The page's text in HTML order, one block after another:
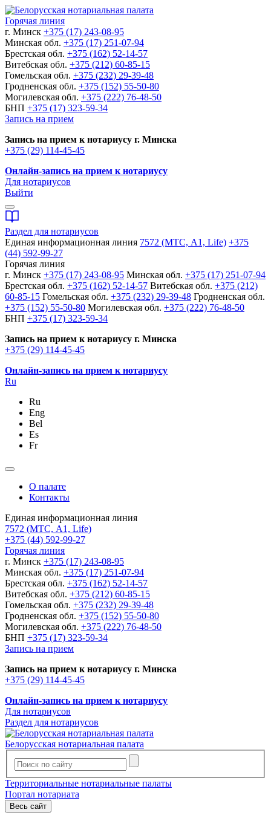
Горячая линия
г. Минск +375 (17) 243-08-95
Минская обл. +375 (17) 251-07-94
Брестская обл. +375 (162) 52-14-57
Витебская обл. +375 (212) 60-85-15
Гомельская обл. +375 (232) 29-39-48
Гродненская обл. +375 (152) 55-50-80
Могилевская обл. +375 (222) 76-48-50
БНП +375 (17) 323-59-34
Запись на прием
Запись на прием к нотариусу г. Минска
+375 (29) 114-45-45
Онлайн-запись на прием к нотариусу
Для нотариусов
Выйти
Раздел для нотариусов
Единая информационная линия 7572 (МТС, A1, Life) +375
(44) 592-99-27
Горячая линия
г. Минск +375 (17) 243-08-95 Минская обл. +375 (17) 251-07-94
Брестская обл. +375 (162) 52-14-57 Витебская обл. +375 (212)
60-85-15 Гомельская обл. +375 (232) 29-39-48 Гродненская обл.
+375 (152) 55-50-80 Могилевская обл. +375 (222) 76-48-50
БНП +375 (17) 323-59-34
Запись на прием к нотариусу г. Минска
+375 (29) 114-45-45
Онлайн-запись на прием к нотариусу
Ru
Ru
Eng
Bel
Es
Fr
О палате
Контакты
Единая информационная линия
7572 (МТС, A1, Life)
+375 (44) 592-99-27
Горячая линия
г. Минск +375 (17) 243-08-95
Минская обл. +375 (17) 251-07-94
Брестская обл. +375 (162) 52-14-57
Витебская обл. +375 (212) 60-85-15
Гомельская обл. +375 (232) 29-39-48
Гродненская обл. +375 (152) 55-50-80
Могилевская обл. +375 (222) 76-48-50
БНП +375 (17) 323-59-34
Запись на прием
Запись на прием к нотариусу г. Минска
+375 (29) 114-45-45
Онлайн-запись на прием к нотариусу
Для нотариусов
Раздел для нотариусов
Белорусская нотариальная палата
Территориальные нотариальные палаты
Портал нотариата
Весь сайт